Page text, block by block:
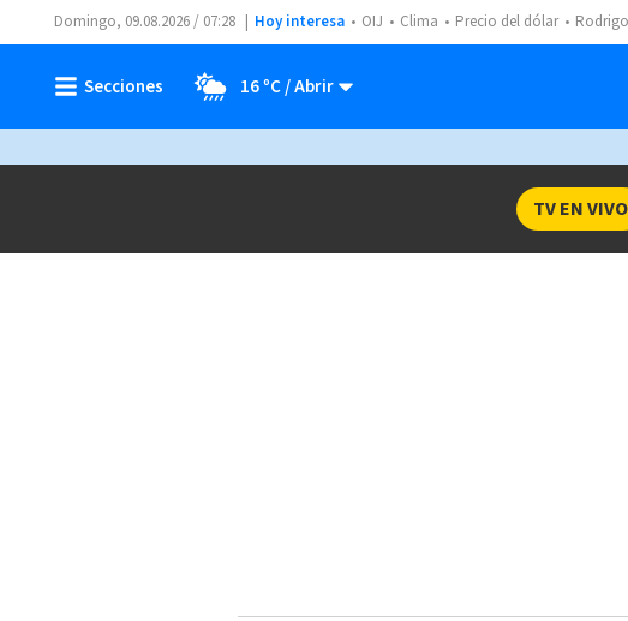
Domingo, 09.08.2026 / 07:28 Hoy interesa OIJ Clima Precio del dólar
16 ºC
TV EN VIVO